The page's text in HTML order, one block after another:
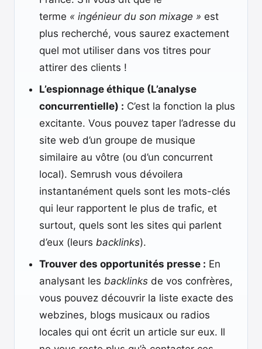
terme « ingénieur du son mixage » est
plus recherché, vous saurez exactement
quel mot utiliser dans vos titres pour
attirer des clients !
L’espionnage éthique (L’analyse
concurrentielle) : C’est la fonction la plus
excitante. Vous pouvez taper l’adresse du
site web d’un groupe de musique
similaire au vôtre (ou d’un concurrent
local). Semrush vous dévoilera
instantanément quels sont les mots-clés
qui leur rapportent le plus de trafic, et
surtout, quels sont les sites qui parlent
d’eux (leurs backlinks).
Trouver des opportunités presse : En
analysant les backlinks de vos confrères,
vous pouvez découvrir la liste exacte des
webzines, blogs musicaux ou radios
locales qui ont écrit un article sur eux. Il